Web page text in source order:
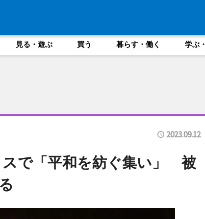
見る・遊ぶ 買う 暮らす・働く 学ぶ
2023.09.12
で「平和を紡ぐ集い」 被